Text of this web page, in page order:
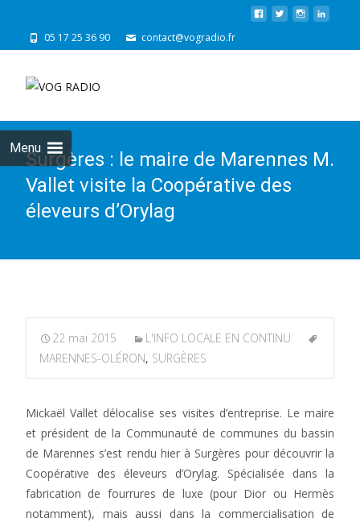
05 17 25 36 90 contact@vogradio.fr
Menu
Surgères : le maire de Marennes M.
Vallet visite la Coopérative des
éleveurs d’Orylag
22 mai 2015
L'INFO LOCALE EN CONTINU
MARENNES-OLÉRON, SURGÈRES
Mickaël Vallet délocalise ses visites d’entreprise. Le maire
et président de la Communauté de communes du bassin
de Marennes s’est rendu hier à Surgères pour découvrir la
Coopérative des éleveurs d’Orylag. Spécialisée dans la
fabrication de fourrures de luxe (pour Dior ou Hermès
notamment), mais aussi dans la commercialisation de